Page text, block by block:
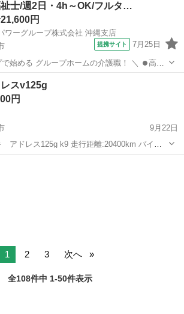
士/週2日・4h～OK/フルタ…
円
ワーグループ株式会社 沖縄支店
提携サイト 7月25日
療
スv125g
円
9月22日
1 2 3 次へ
全108件中 1-50件表示